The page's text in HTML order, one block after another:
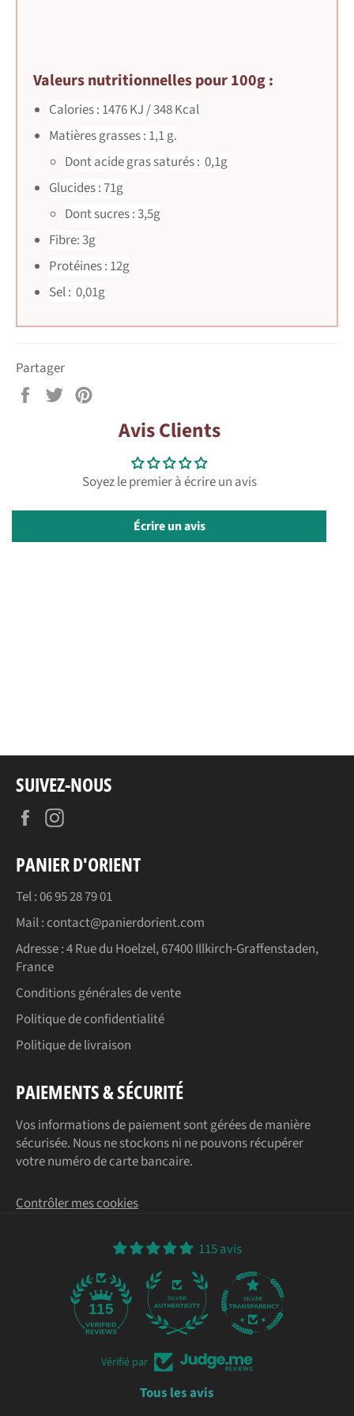
Valeurs nutritionnelles pour 100g :
Calories : 1476 KJ / 348 Kcal
Matières grasses : 1,1 g.
Dont acide gras saturés : 0,1g
Glucides : 71g
Dont sucres : 3,5g
Fibre: 3g
Protéines : 12g
Sel : 0,01g
Partager
PartagerTweeter
Pinterest
Avis Clients
Soyez le premier à écrire un avis
Écrire un avis
SUIVEZ-NOUS
Facebook
PANIER D'ORIENT
Tel : 06 95 28 79 01
Mail : contact@panierdorient.com
Adresse :4 Rue du Hoelzel, 67400 Illkirch-Graffenstaden,
France
Conditions générales de vente
Politique de confidentialité
Politique de livraison
PAIEMENTS & SÉCURITÉ
Vos informations de paiement sont gérées de manière
sécurisée. Nous ne stockons ni ne pouvons récupérer
votre numéro de carte bancaire.
Contrôler mes cookies
115 avis
115
Vérifié par
Tous les avis